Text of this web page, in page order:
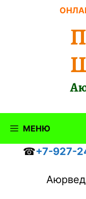
МЕНЮ
☎+7-927-